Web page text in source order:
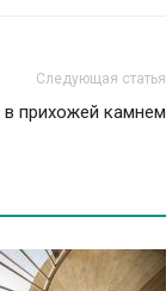
Следующая статья
прихожей камнем